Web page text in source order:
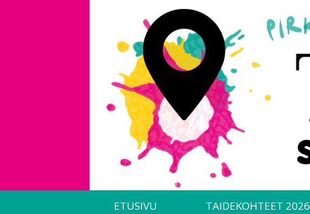
ETUSIVU TAIDEKOHTEET 2026